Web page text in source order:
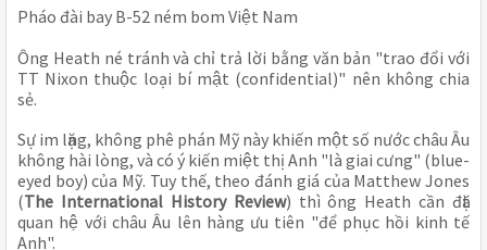
Pháo đài bay B-52 ném bom Việt Nam
Ông Heath né tránh và chỉ trả lời bằng văn bản "trao đổi với
TT Nixon thuộc loại bí mật (confidential)" nên không chia
sẻ.
Sự im lặng, không phê phán Mỹ này khiến một số nước châu Âu
không hài lòng, và có ý kiến miệt thị Anh "là giai cưng" (blue-
eyed boy) của Mỹ. Tuy thế, theo đánh giá của Matthew Jones
(The International History Review) thì ông Heath cần đặt
quan hệ với châu Âu lên hàng ưu tiên "để phục hồi kinh tế
Anh".